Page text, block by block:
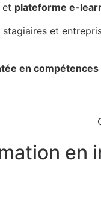
et plateforme e-
et
en compétences
en